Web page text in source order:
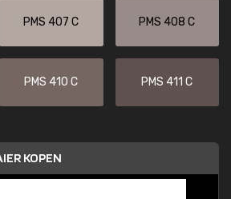
PMS 407 C PMS 408 C
PMS 410 C PMS 411 C
KOPEN